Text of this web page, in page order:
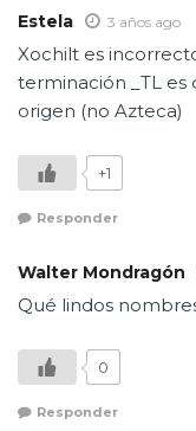
Estela 3 años ago
Xochilt es
terminación _TL
origen (no Azteca)
+1
Responder
Walter Mondragón
Qué lindos
0
Responder